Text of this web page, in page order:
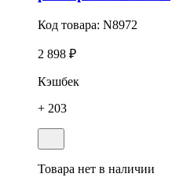
Код товара: N8972
2 898 ₽
Кэшбек
+ 203
Товара нет в наличии